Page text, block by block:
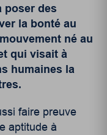
poser des
la bonté au
né au
qui visait à
humaines la
faire preuve
aptitude à